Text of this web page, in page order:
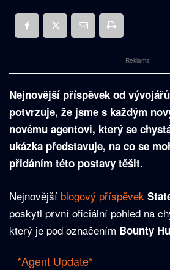
Reklama
Nejnovější příspěvek od
potvrzuje, že jsme s každým
novému agentovi, který se
ukázka představuje, na co se
přidáním této postavy těšit.
Nejnovější blogový příspěvek
poskytl první oficiální pohled na
který je pod označením Bounty
*Agent Update*